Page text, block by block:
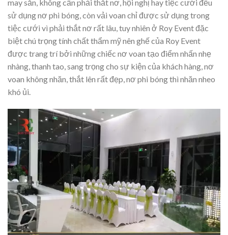
may sẵn, không cần phải thắt nơ, hội nghị hay tiệc cưới đều
sử dụng nơ phi bóng, còn vải voan chỉ được sử dụng trong
tiệc cưới vì phải thắt nơ rất lâu, tuy nhiên ở Roy Event đặc
biệt chú trọng tính chất thẩm mỹ nên ghế của Roy Event
được trang trí bởi những chiếc nơ voan tạo điểm nhấn nhẹ
nhàng, thanh tao, sang trọng cho sự kiện của khách hàng, nơ
voan không nhăn, thắt lên rất đẹp, nơ phi bóng thì nhăn nheo
khó ủi.